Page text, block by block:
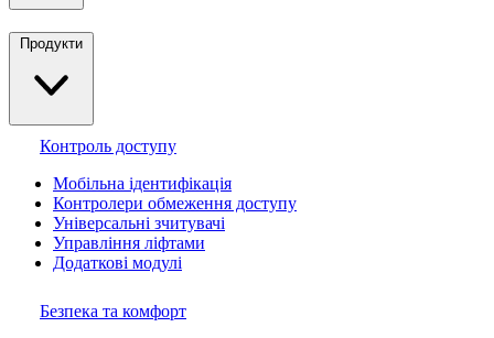
Продукти
Контроль доступу
Мобільна ідентифікація
Контролери обмеження доступу
Універсальні зчитувачі
Управління ліфтами
Додаткові модулі
Безпека та комфорт